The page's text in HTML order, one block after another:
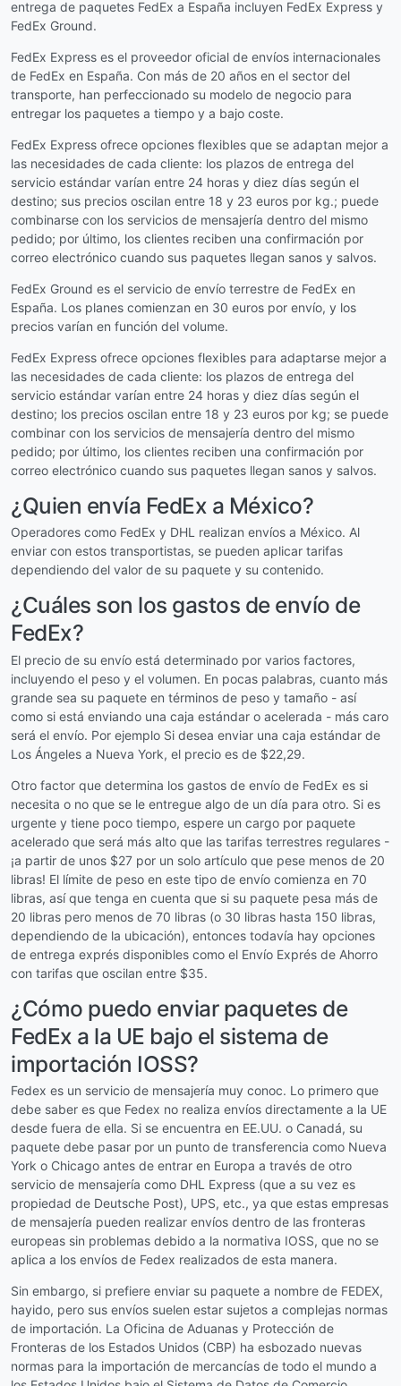
entrega de paquetes FedEx a España incluyen FedEx Express y
FedEx Ground.
FedEx Express es el proveedor oficial de envíos internacionales
de FedEx en España. Con más de 20 años en el sector del
transporte, han perfeccionado su modelo de negocio para
entregar los paquetes a tiempo y a bajo coste.
FedEx Express ofrece opciones flexibles que se adaptan mejor a
las necesidades de cada cliente: los plazos de entrega del
servicio estándar varían entre 24 horas y diez días según el
destino; sus precios oscilan entre 18 y 23 euros por kg.; puede
combinarse con los servicios de mensajería dentro del mismo
pedido; por último, los clientes reciben una confirmación por
correo electrónico cuando sus paquetes llegan sanos y salvos.
FedEx Ground es el servicio de envío terrestre de FedEx en
España. Los planes comienzan en 30 euros por envío, y los
precios varían en función del volume.
FedEx Express ofrece opciones flexibles para adaptarse mejor a
las necesidades de cada cliente: los plazos de entrega del
servicio estándar varían entre 24 horas y diez días según el
destino; los precios oscilan entre 18 y 23 euros por kg; se puede
combinar con los servicios de mensajería dentro del mismo
pedido; por último, los clientes reciben una confirmación por
correo electrónico cuando sus paquetes llegan sanos y salvos.
¿Quien envía FedEx a México?
Operadores como FedEx y DHL realizan envíos a México. Al
enviar con estos transportistas, se pueden aplicar tarifas
dependiendo del valor de su paquete y su contenido.
¿Cuáles son los gastos de envío de
FedEx?
El precio de su envío está determinado por varios factores,
incluyendo el peso y el volumen. En pocas palabras, cuanto más
grande sea su paquete en términos de peso y tamaño - así
como si está enviando una caja estándar o acelerada - más caro
será el envío. Por ejemplo Si desea enviar una caja estándar de
Los Ángeles a Nueva York, el precio es de $22,29.
Otro factor que determina los gastos de envío de FedEx es si
necesita o no que se le entregue algo de un día para otro. Si es
urgente y tiene poco tiempo, espere un cargo por paquete
acelerado que será más alto que las tarifas terrestres regulares -
¡a partir de unos $27 por un solo artículo que pese menos de 20
libras! El límite de peso en este tipo de envío comienza en 70
libras, así que tenga en cuenta que si su paquete pesa más de
20 libras pero menos de 70 libras (o 30 libras hasta 150 libras,
dependiendo de la ubicación), entonces todavía hay opciones
de entrega exprés disponibles como el Envío Exprés de Ahorro
con tarifas que oscilan entre $35.
¿Cómo puedo enviar paquetes de
FedEx a la UE bajo el sistema de
importación IOSS?
Fedex es un servicio de mensajería muy conoc. Lo primero que
debe saber es que Fedex no realiza envíos directamente a la UE
desde fuera de ella. Si se encuentra en EE.UU. o Canadá, su
paquete debe pasar por un punto de transferencia como Nueva
York o Chicago antes de entrar en Europa a través de otro
servicio de mensajería como DHL Express (que a su vez es
propiedad de Deutsche Post), UPS, etc., ya que estas empresas
de mensajería pueden realizar envíos dentro de las fronteras
europeas sin problemas debido a la normativa IOSS, que no se
aplica a los envíos de Fedex realizados de esta manera.
Sin embargo, si prefiere enviar su paquete a nombre de FEDEX,
hayido, pero sus envíos suelen estar sujetos a complejas normas
de importación. La Oficina de Aduanas y Protección de
Fronteras de los Estados Unidos (CBP) ha esbozado nuevas
normas para la importación de mercancías de todo el mundo a